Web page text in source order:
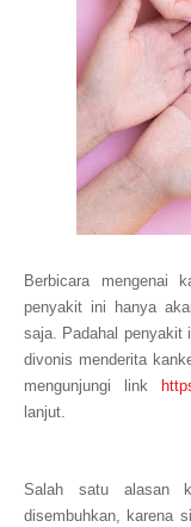
Berbicara mengenai
penyakit ini hanya
saja. Padahal penyakit
divonis menderita
mengunjungi link
lanjut.
Salah satu alasan
disembuhkan, karena